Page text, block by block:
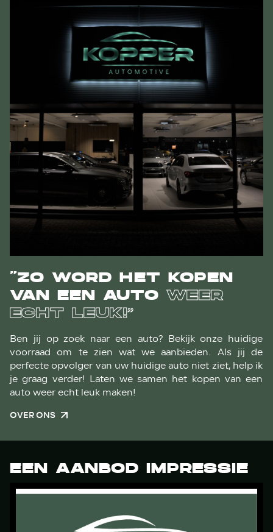
“ZO WORD HET KOPEN
VAN EEN AUTOWEER
ECHT LEUK!”
Ben jij op zoek naar een auto? Bekijk onze huidige
voorraad om te zien wat we aanbieden. Als jij de
perfecte opvolger van uw huidige auto niet ziet, help ik
je graag verder! Laten we samen het kopen van een
auto weer echt leuk maken!
OVER ONS
EEN AANBOD IMPRESSIE